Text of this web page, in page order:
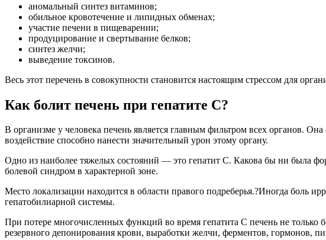
аномальный синтез витаминов;
обильное кровотечение и липидных обменах;
участие печени в пищеварении;
продуцирование и свертывание белков;
синтез желчи;
выведение токсинов.
Весь этот перечень в совокупности становится настоящим стрессом для
Как болит печень при гепатите C?
В организме у человека печень является главным фильтром всех органов.
воздействие способно нанести значительный урон этому органу.
Одно из наиболее тяжелых состояний — это гепатит C. Какова бы ни была
болевой синдром в характерной зоне.
Место локализации находится в области правого подреберья.?Иногда боль
гепатобилиарной системы.
При потере многочисленных функций во время гепатита C печень не только
резервного депонирования крови, выработки желчи, ферментов, гормонов,